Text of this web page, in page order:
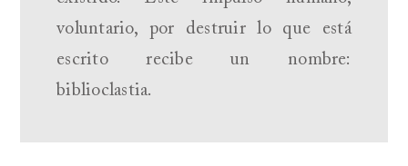
voluntario, por destruir lo que está
escrito recibe un nombre:
biblioclastia.